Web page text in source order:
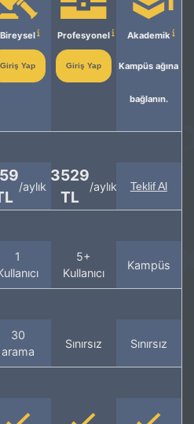
Bireysel
Giriş Yap
Profesyonel
Giriş Yap
Akademik
Kampüs ağına
bağlanın.
/aylık
3529
TL
/aylık Teklif Al
1
5+
Kullanıcı
Kampüs
30
arama
Sınırsız Sınırsız